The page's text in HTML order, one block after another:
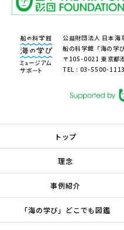
公益財団法人 日本海
船の科学館「海の学
〒105-0021 東京都
TEL : 03-5500-
トップ
理念
事例紹介
「海の学び」どこでも図鑑